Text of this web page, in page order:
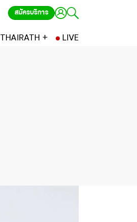
สมัครบริการ
THAIRATH + LIVE